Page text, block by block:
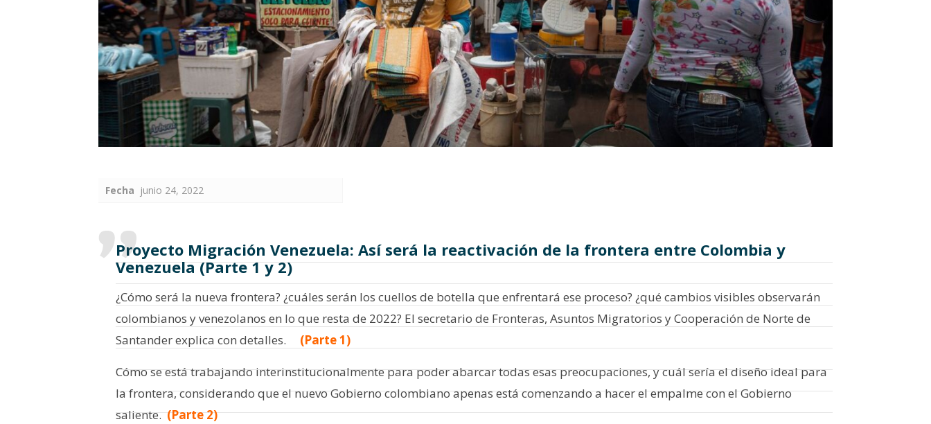
Fecha junio 24, 2022
Proyecto Migración Venezuela: Así será la reactivación de la frontera entre Colombia y
Venezuela (Parte 1 y 2)
¿Cómo será la nueva frontera? ¿cuáles serán los cuellos de botella que enfrentará ese proceso? ¿qué cambios visibles observarán
colombianos y venezolanos en lo que resta de 2022? El secretario de Fronteras, Asuntos Migratorios y Cooperación de Norte de
Santander explica con detalles.
(Parte 1)
Cómo se está trabajando interinstitucionalmente para poder abarcar todas esas preocupaciones, y cuál sería el diseño ideal para
la frontera, considerando que el nuevo Gobierno colombiano apenas está comenzando a hacer el empalme con el Gobierno
saliente.(Parte 2)